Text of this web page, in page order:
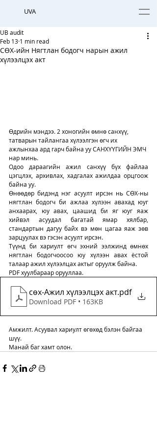
UVA
СӨХ-ийн Нягтлан бодогч нарын ажил
хүлээлцэх акт
UB audit
Feb 13 1 min read
Өдрийн мэндээ. 2 хоногийн өмнө санхүү,
татварын тайлангаа хүлээлгэн өгч их
ажлынхаа ард гарч байна уу САНХҮҮГИЙН ЭМЧ
нар минь.
Одоо дараагийн ажил санхүү бүх файлаа
цэгцлэх, архивлах, хадгалах ажилдаа орцгоож
байна уу.
Өнөөдөр бидэнд нэг асуулт ирсэн нь СӨХ-ны
нягтлан бодогч би ажлаа хүлээн авахад юуг
анхаарах, юу авах, цаашид би яг юуг яаж
хийвэл асуудал багатай ямар хялбар,
стандартын дагуу байх вэ мөн цагаа яаж зөв
зарцуулах вэ гэсэн асуулт ирсэн.
Түүнд би хариулт өгч эхний ээлжинд өмнөх
нягтлан бодогчоосоо юу хүлээн авах ёстой
талаар ажил хүлээлцах актыг оруулж байна.
PDF хуулбараар орууллаа.
сөх-Ажил хүлээлцэх акт.pdf
Download PDF • 163KB
Амжилт. Асуувал хариулт өгөхөд бэлэн байгаа
шүү.
Манай баг хамт олон.